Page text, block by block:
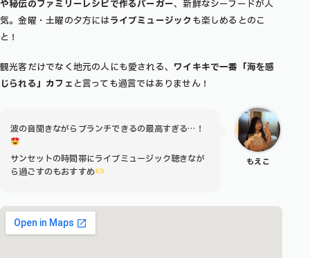
や秘伝のファミリーレシピで作るバーガー、新鮮なシーフードが人
気。金曜・土曜の夕方にはライブミュージック も楽しめるとのこ
と！
観光客だけでなく地元の人にも愛される、 ワイキキで一番「海を感
じられる」カフェ と言っても過言ではありません！
もえこ
波の音聞きながらブランチできるの最高すぎる…！
サンセットの時間帯にライブミュージック聴きなが
ら過ごすのもおすすめ